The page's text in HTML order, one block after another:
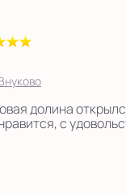
долина
с